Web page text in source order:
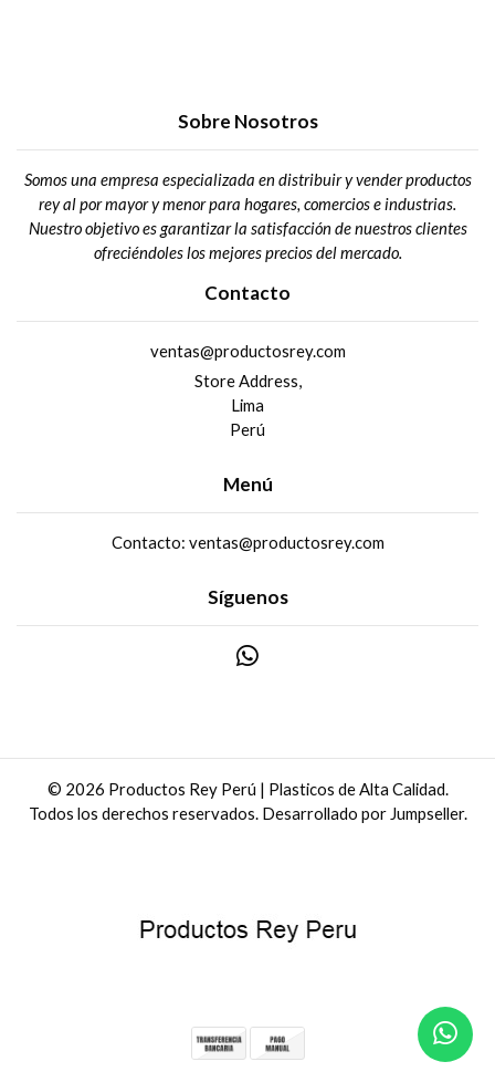
Sobre Nosotros
Somos una empresa especializada en distribuir y vender productos
rey al por mayor y menor para hogares, comercios e industrias.
Nuestro objetivo es garantizar la satisfacción de nuestros clientes
ofreciéndoles los mejores precios del mercado.
Contacto
ventas@productosrey.com
Store Address,
Lima
Perú
Menú
Contacto: ventas@productosrey.com
Síguenos
© 2026 Productos Rey Perú | Plasticos de Alta Calidad.
Todos los derechos reservados. Desarrollado por Jumpseller.